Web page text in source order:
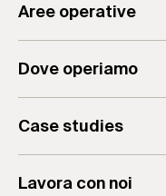
Il team
Aree operative
Consulenza Aziendale
Dove operiamo
Case studies
Lavora con noi